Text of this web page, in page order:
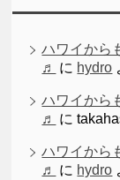
ハワイから
♬
に hydro
ハワイから
♬
に
ハワイから
♬
に hydro